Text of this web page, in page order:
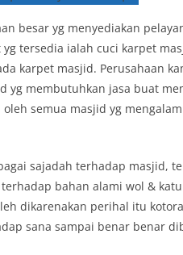
besar yg menyediakan
tersedia ialah cuci karpet
karpet masjid. Perusahaan
yg membutuhkan jasa buat
oleh semua masjid yg
sajadah terhadap masjid,
bahan alami wol &
dikarenakan perihal itu
sana sampai benar benar